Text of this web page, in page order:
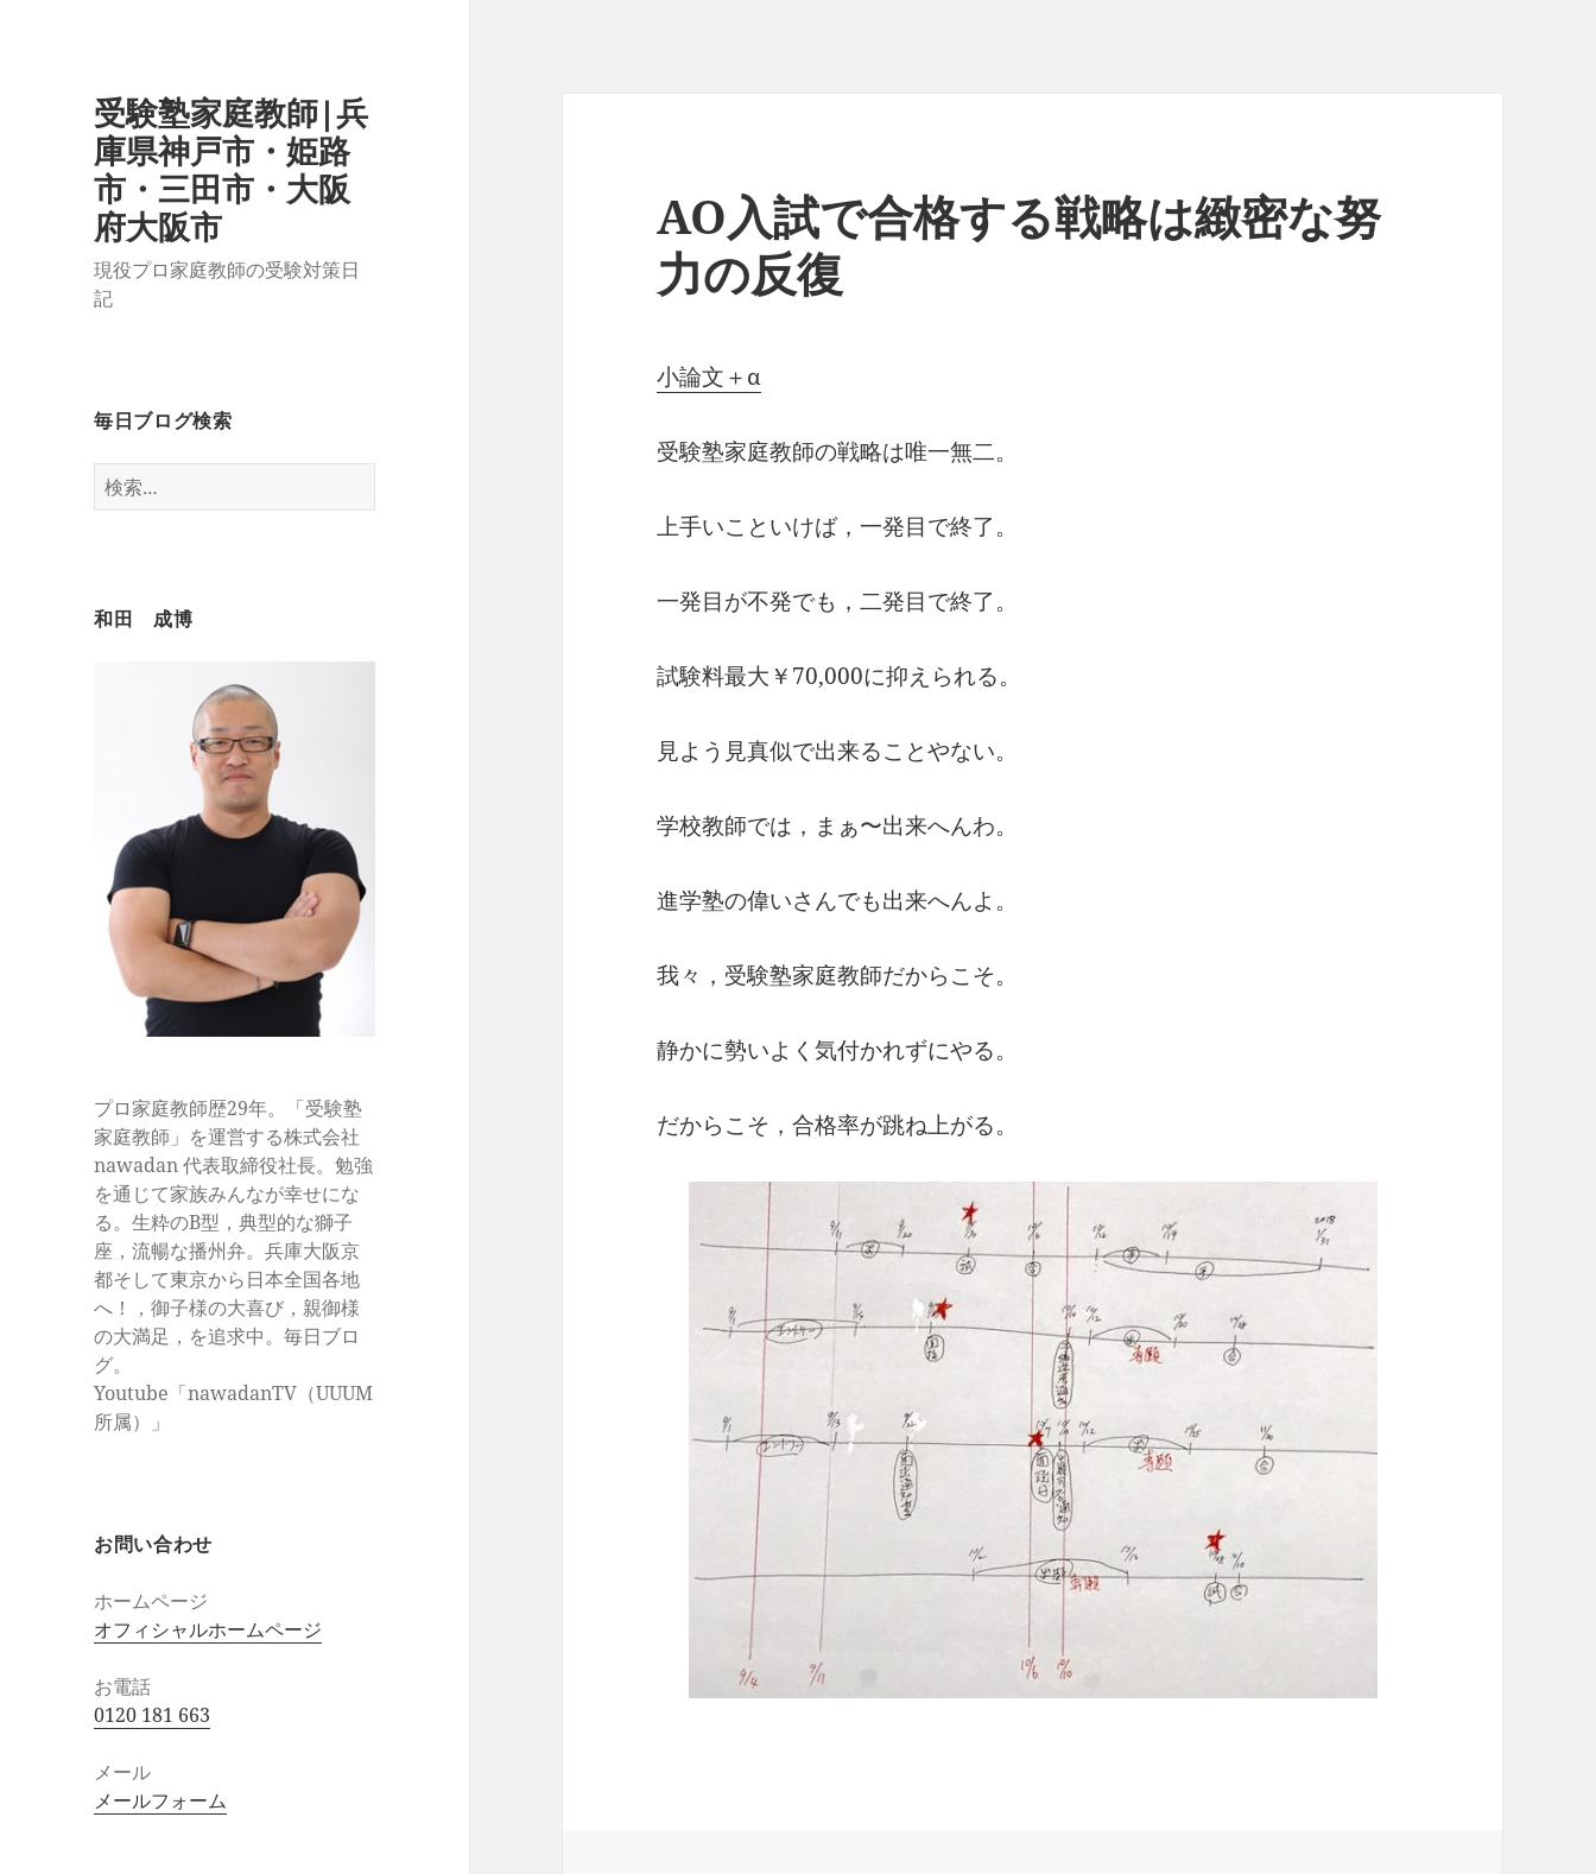
受験塾家庭教師|兵
庫県神戸市・姫路
市・三田市・大阪
府大阪市
現役プロ家庭教師の受験対策日
記
毎日ブログ検索
検
索:
和田 成博
プロ家庭教師歴29年。「受験塾
家庭教師」を運営する株式会社
nawadan 代表取締役社長。勉強
を通じて家族みんなが幸せにな
る。生粋のB型，典型的な獅子
座，流暢な播州弁。兵庫大阪京
都そして東京から日本全国各地
へ！，御子様の大喜び，親御様
の大満足，を追求中。毎日ブロ
グ。
Youtube「nawadanTV（UUUM
所属）」
お問い合わせ
ホームページ
オフィシャルホームページ
お電話
0120 181 663
メール
メールフォーム
AO入試で合格する戦略は緻密な努
力の反復
小論文＋α
受験塾家庭教師の戦略は唯一無二。
上手いこといけば，一発目で終了。
一発目が不発でも，二発目で終了。
試験料最大￥70,000に抑えられる。
見よう見真似で出来ることやない。
学校教師では，まぁ〜出来へんわ。
進学塾の偉いさんでも出来へんよ。
我々，受験塾家庭教師だからこそ。
静かに勢いよく気付かれずにやる。
だからこそ，合格率が跳ね上がる。